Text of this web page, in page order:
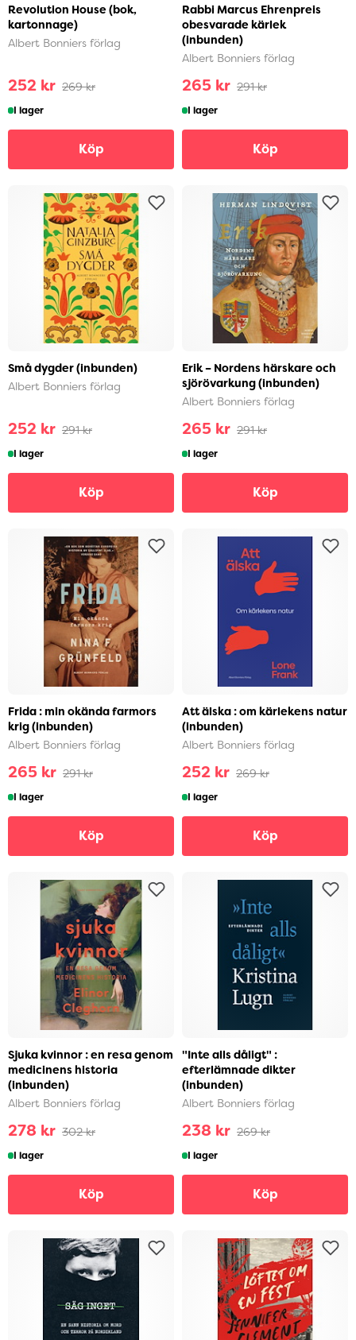
Revolution House (bok,
kartonnage)
Albert Bonniers förlag
252 kr 269 kr
I lager
Köp
Rabbi Marcus Ehrenpreis
obesvarade kärlek
(inbunden)
Albert Bonniers förlag
265 kr 291 kr
I lager
Köp
Små dygder (inbunden)
Albert Bonniers förlag
252 kr 291 kr
I lager
Köp
Erik – Nordens härskare och
sjörövarkung (inbunden)
Albert Bonniers förlag
265 kr 291 kr
I lager
Köp
Frida : min okända farmors
krig (inbunden)
Albert Bonniers förlag
265 kr 291 kr
I lager
Köp
Att älska : om kärlekens natur
(inbunden)
Albert Bonniers förlag
252 kr 269 kr
I lager
Köp
Sjuka kvinnor : en resa genom
medicinens historia
(inbunden)
Albert Bonniers förlag
278 kr 302 kr
I lager
Köp
"Inte alls dåligt" :
efterlämnade dikter
(inbunden)
Albert Bonniers förlag
238 kr 269 kr
I lager
Köp